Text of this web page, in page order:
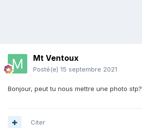
Mt Ventoux
Posté(e) 15 septembre 2021
Bonjour, peut tu nous mettre une photo stp?
Citer